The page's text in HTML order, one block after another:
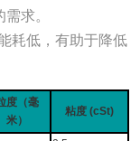
求。
耗低，有助于降低
度（毫
米）
粘度 (cSt)